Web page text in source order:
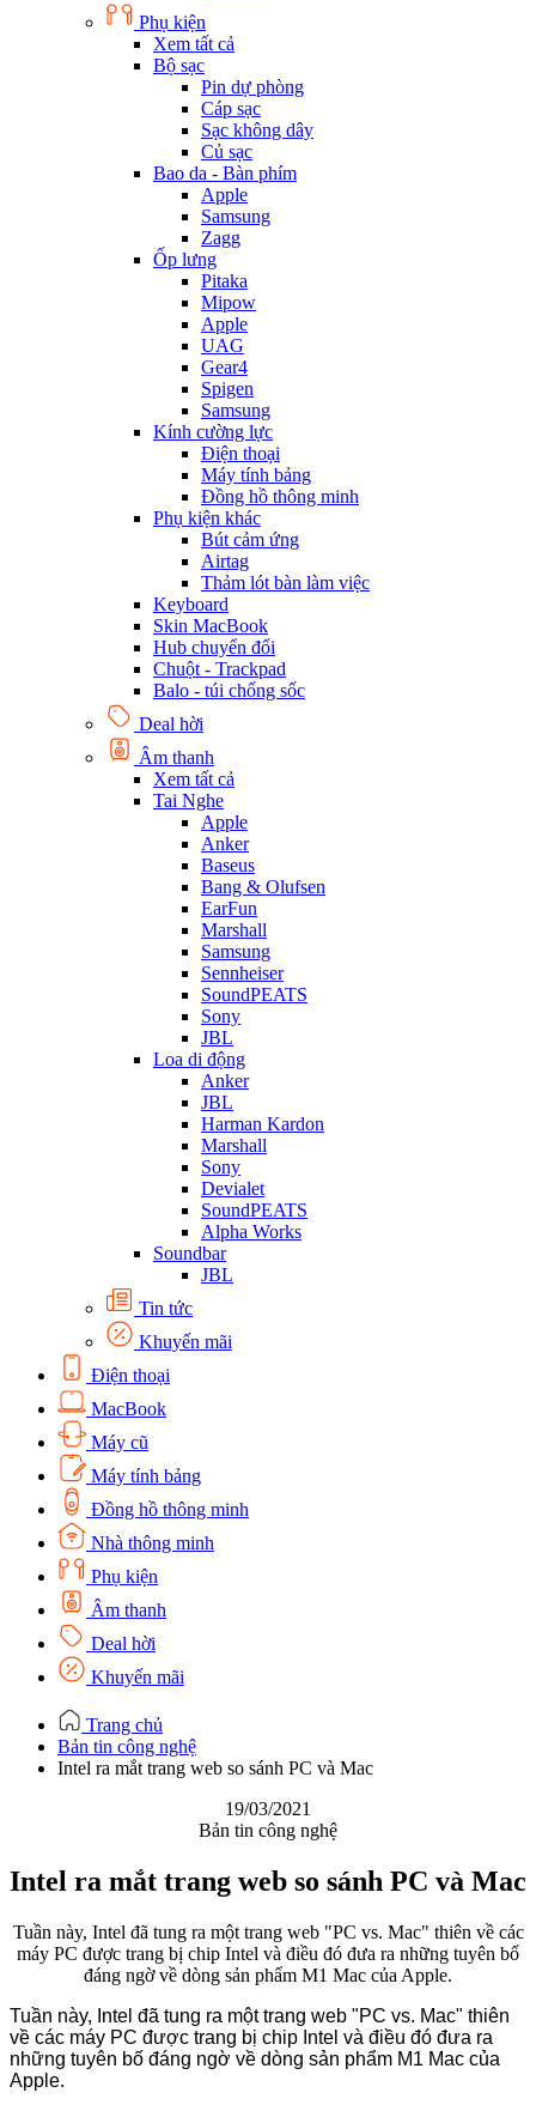
Phụ kiện
Xem tất cả
Bộ sạc
Pin dự phòng
Cáp sạc
Sạc không dây
Củ sạc
Bao da - Bàn phím
Apple
Samsung
Zagg
Ốp lưng
Pitaka
Mipow
Apple
UAG
Gear4
Spigen
Samsung
Kính cường lực
Điện thoại
Máy tính bảng
Đồng hồ thông minh
Phụ kiện khác
Bút cảm ứng
Airtag
Thảm lót bàn làm việc
Keyboard
Skin MacBook
Hub chuyển đổi
Chuột - Trackpad
Balo - túi chống sốc
Deal hời
Âm thanh
Xem tất cả
Tai Nghe
Apple
Anker
Baseus
Bang & Olufsen
EarFun
Marshall
Samsung
Sennheiser
SoundPEATS
Sony
JBL
Loa di động
Anker
JBL
Harman Kardon
Marshall
Sony
Devialet
SoundPEATS
Alpha Works
Soundbar
JBL
Tin tức
Khuyến mãi
Điện thoại
MacBook
Máy cũ
Máy tính bảng
Đồng hồ thông minh
Nhà thông minh
Phụ kiện
Âm thanh
Deal hời
Khuyến mãi
Trang chủ
Bản tin công nghệ
Intel ra mắt trang web so sánh PC và Mac
19/03/2021
Bản tin công nghệ
Intel ra mắt trang web so sánh PC và Mac
Tuần này, Intel đã tung ra một trang web "PC vs. Mac" thiên về các
máy PC được trang bị chip Intel và điều đó đưa ra những tuyên bố
đáng ngờ về dòng sản phẩm ‌M1‌ Mac của Apple.
Tuần này, Intel đã tung ra một trang web "PC vs. Mac" thiên
về các máy PC được trang bị chip Intel và điều đó đưa ra
những tuyên bố đáng ngờ về dòng sản phẩm ‌M1‌ Mac của
Apple.